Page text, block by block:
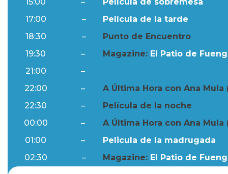
17:00
–
Película de la tarde
18:30
–
Punto de Encuentro
19:30
– Magazine: El Patio de
21:00
–
22:00
–
A Última Hora con Ana Mula
22:30
–
Película de la noche
00:00
–
A Última Hora con Ana Mula
01:00
–
Pelicula de la madrugada
02:30
– Magazine: El Patio de